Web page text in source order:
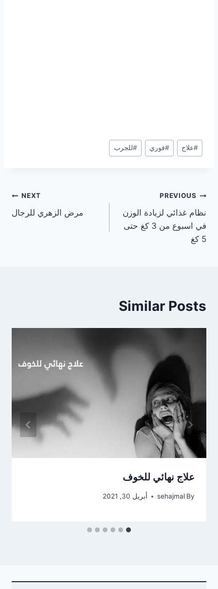
Post
Tags:
#علاج #فوري #للجرب
تصفّح
المقالات
PREVIOUS
نظام غذائي لزيادة الوزن
في اسبوع من 3 كغ حتى
5 كغ
NEXT
مرض الزهري للرجال
Similar Posts
علاج نهائي للخوف
By
sehajmal أبريل 30, 2021